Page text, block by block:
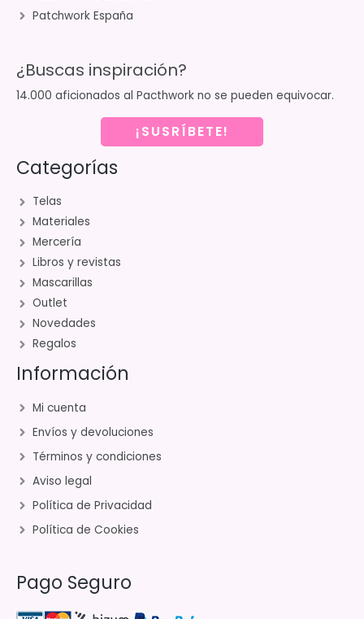
Patchwork España
¿Buscas inspiración?
14.000 aficionados al Pacthwork no se pueden equivocar.
¡SUSRÍBETE!
Categorías
Telas
Materiales
Mercería
Libros y revistas
Mascarillas
Outlet
Novedades
Regalos
Información
Mi cuenta
Envíos y devoluciones
Términos y condiciones
Aviso legal
Política de Privacidad
Política de Cookies
Pago Seguro